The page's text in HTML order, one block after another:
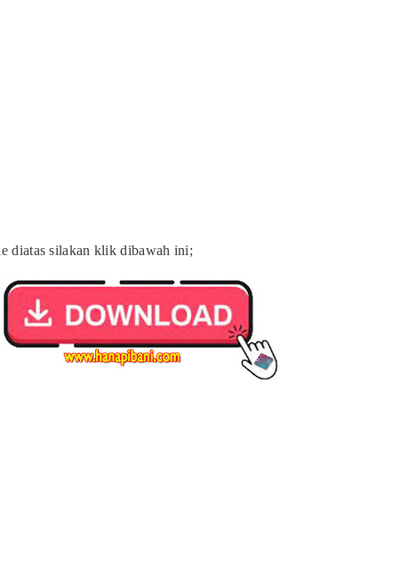
diatas silakan klik dibawah ini;